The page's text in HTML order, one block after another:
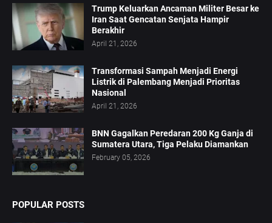
Trump Keluarkan Ancaman Militer Besar ke
Iran Saat Gencatan Senjata Hampir
Berakhir
April 21, 2026
Transformasi Sampah Menjadi Energi
Listrik di Palembang Menjadi Prioritas
Nasional
April 21, 2026
BNN Gagalkan Peredaran 200 Kg Ganja di
Sumatera Utara, Tiga Pelaku Diamankan
February 05, 2026
POPULAR POSTS